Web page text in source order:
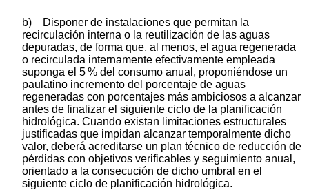
b) Disponer de instalaciones que permitan la
recirculación interna o la reutilización de las aguas
depuradas, de forma que, al menos, el agua regenerada
o recirculada internamente efectivamente empleada
suponga el 5 % del consumo anual, proponiéndose un
paulatino incremento del porcentaje de aguas
regeneradas con porcentajes más ambiciosos a alcanzar
antes de finalizar el siguiente ciclo de la planificación
hidrológica. Cuando existan limitaciones estructurales
justificadas que impidan alcanzar temporalmente dicho
valor, deberá acreditarse un plan técnico de reducción de
pérdidas con objetivos verificables y seguimiento anual,
orientado a la consecución de dicho umbral en el
siguiente ciclo de planificación hidrológica.